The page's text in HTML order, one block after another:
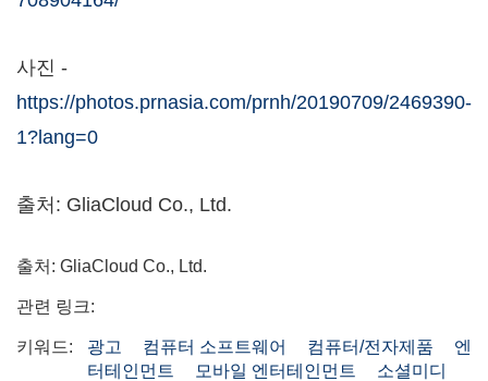
사진 -
https://photos.prnasia.com/prnh/20190709/2469390-
1?lang=0
출처: GliaCloud Co., Ltd.
출처: GliaCloud Co., Ltd.
관련 링크:
키워드: 광고 컴퓨터 소프트웨어 컴퓨터/전자제품
엔
터테인먼트
모바일 엔터테인먼트
소셜미디